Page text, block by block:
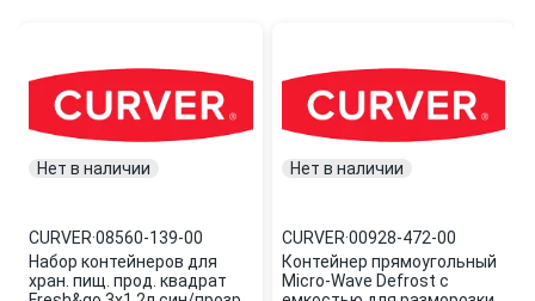
Нет в наличии
CURVER·08560-139-00
Набор контейнеров для
хран. пищ. прод. квадрат
Нет в наличии
CURVER·00928-472-00
Контейнер прямоугольный
Micro-Wave Defrost с